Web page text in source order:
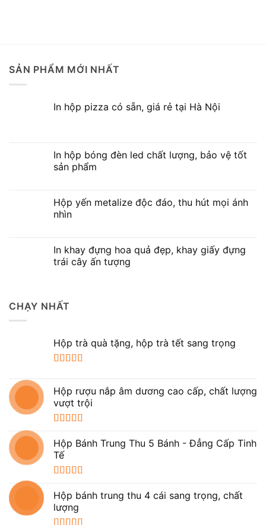
SẢN PHẨM MỚI NHẤT
In hộp pizza có sẵn, giá rẻ tại Hà Nội
In hộp bóng đèn led chất lượng, bảo vệ tốt
sản phẩm
Hộp yến metalize độc đáo, thu hút mọi ánh
nhìn
In khay đựng hoa quả đẹp, khay giấy đựng
trái cây ấn tượng
CHẠY NHẤT
Hộp trà quà tặng, hộp trà tết sang trọng
sao
Hộp rượu nắp âm dương cao cấp, chất lượng
vượt trội
hạng 5.005
sao
Hộp Bánh Trung Thu 5 Bánh - Đẳng Cấp Tinh
Tế
hạng 5.005
sao
Hộp bánh trung thu 4 cái sang trọng, chất
lượng